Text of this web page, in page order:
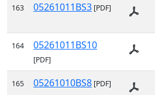
163 05261011BS3 [PDF]
164 05261011BS10
[PDF]
165 05261010BS8 [PDF]